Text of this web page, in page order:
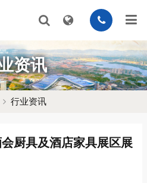
资讯
行业资讯
厨具及酒店家具展区展